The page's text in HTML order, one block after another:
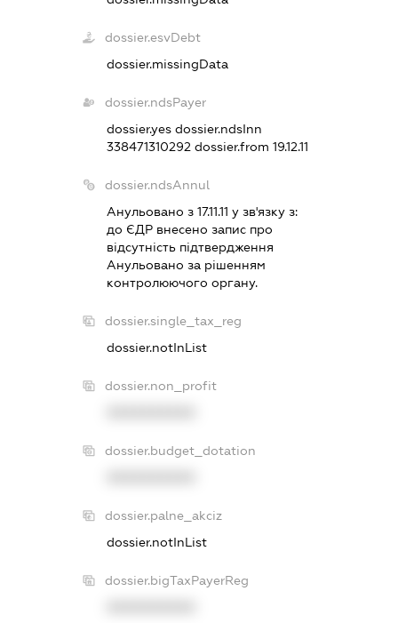
dossier.esvDebt
dossier.missingData
dossier.ndsPayer
dossier.yesdossier.ndsInn
338471310292dossier.from 19.12.11
dossier.ndsAnnul
Анульовано з 17.11.11 у зв'язку з:
до ЄДР внесено запис про
вiдсутнiсть пiдтвердження
Анульовано за рiшенням
контролюючого органу.
dossier.single_tax_reg
dossier.notInList
dossier.non_profit
dossier.budget_dotation
dossier.palne_akciz
dossier.notInList
dossier.bigTaxPayerReg